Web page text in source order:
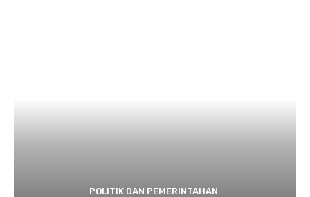
POLITIK DAN PEMERINTAHAN